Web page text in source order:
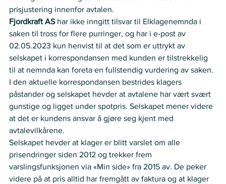
prisjustering innenfor avtalen.
Fjordkraft AS har ikke inngitt tilsvar til Elklagenemnda i
saken til tross for flere purringer, og har i e-post av
02.05.2023 kun henvist til at det som er uttrykt av
selskapet i korrespondansen med kunden er tilstrekkelig
til at nemnda kan foreta en fullstendig vurdering av saken.
I den aktuelle korrespondansen bestrides klagers
påstander og selskapet hevder at avtalene har vært svært
gunstige og ligget under spotpris. Selskapet mener videre
at det er kundens ansvar å gjøre seg kjent med
avtalevilkårene.
Selskapet hevder at klager er blitt varslet om alle
prisendringer siden 2012 og trekker frem
varslingsfunksjonen via «Min side» fra 2015 av. De peker
videre på at pris alltid har fremgått av faktura og at klager